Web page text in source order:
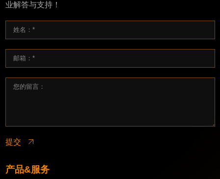
业解答与支持！
提交
产品&服务